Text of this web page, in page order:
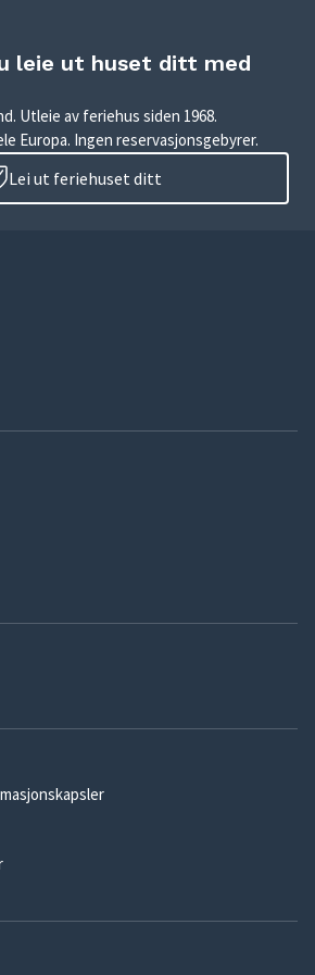
leie ut huset ditt med
Utleie av feriehus siden 1968.
Europa. Ingen reservasjonsgebyrer.
Lei ut feriehuset ditt